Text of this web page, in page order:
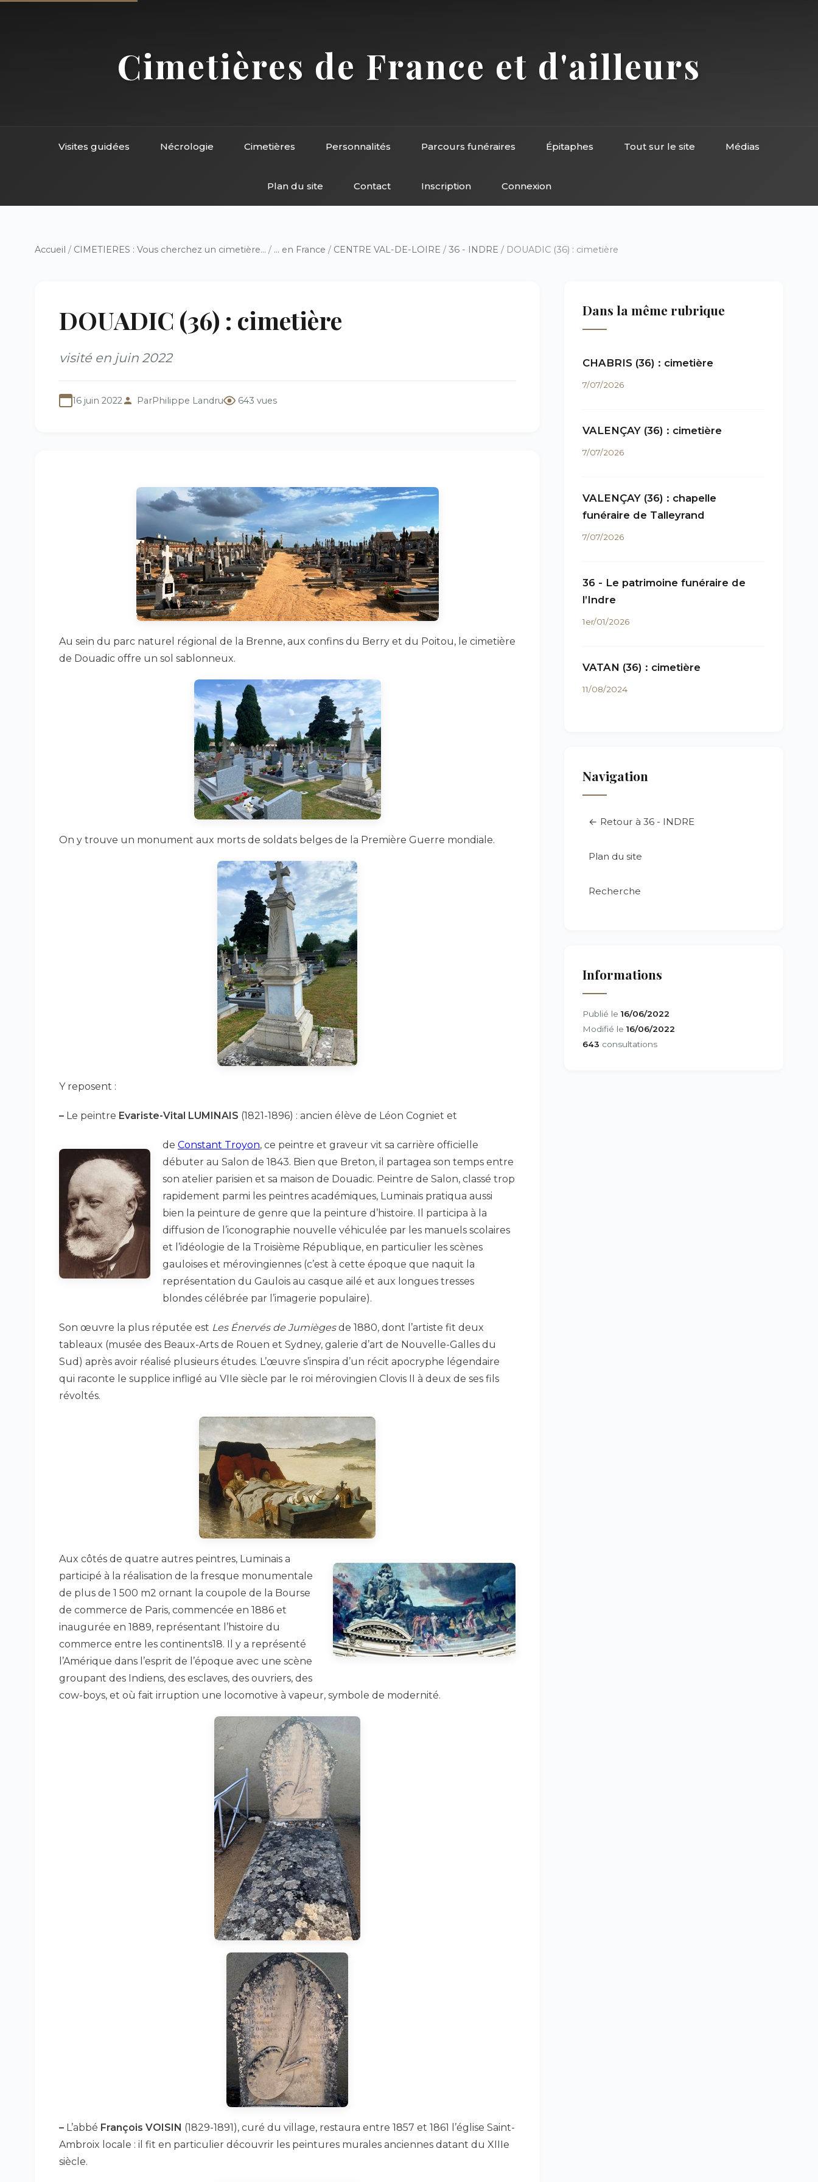
Cimetières de France et d'ailleurs
Visites guidées Nécrologie Cimetières Personnalités Parcours funéraires Épitaphes Tout sur le site Médias
Plan du site Contact Inscription Connexion
Accueil / CIMETIERES : Vous cherchez un cimetière... / ... en France / CENTRE VAL-DE-LOIRE / 36 - INDRE / DOUADIC (36) : cimetière
DOUADIC (36) : cimetière
visité en juin 2022
16 juin 2022 ParPhilippe Landru 643 vues
Au sein du parc naturel régional de la Brenne, aux confins du Berry et du Poitou, le cimetière
de Douadic offre un sol sablonneux.
On y trouve un monument aux morts de soldats belges de la Première Guerre mondiale.
Y reposent :
– Le peintre Evariste-Vital LUMINAIS (1821-1896) : ancien élève de Léon Cogniet et
de Constant Troyon, ce peintre et graveur vit sa carrière officielle
débuter au Salon de 1843. Bien que Breton, il partagea son temps entre
son atelier parisien et sa maison de Douadic. Peintre de Salon, classé trop
rapidement parmi les peintres académiques, Luminais pratiqua aussi
bien la peinture de genre que la peinture d’histoire. Il participa à la
diffusion de l’iconographie nouvelle véhiculée par les manuels scolaires
et l’idéologie de la Troisième République, en particulier les scènes
gauloises et mérovingiennes (c’est à cette époque que naquit la
représentation du Gaulois au casque ailé et aux longues tresses
blondes célébrée par l’imagerie populaire).
Son œuvre la plus réputée est Les Énervés de Jumiègesde 1880, dont l’artiste fit deux
tableaux (musée des Beaux-Arts de Rouen et Sydney, galerie d’art de Nouvelle-Galles du
Sud) après avoir réalisé plusieurs études. L’œuvre s’inspira d’un récit apocryphe légendaire
qui raconte le supplice infligé au VIIe siècle par le roi mérovingien Clovis II à deux de ses fils
révoltés.
Aux côtés de quatre autres peintres, Luminais a
participé à la réalisation de la fresque monumentale
de plus de 1 500 m2 ornant la coupole de la Bourse
de commerce de Paris, commencée en 1886 et
inaugurée en 1889, représentant l’histoire du
commerce entre les continents18. Il y a représenté
l’Amérique dans l’esprit de l’époque avec une scène
groupant des Indiens, des esclaves, des ouvriers, des
cow-boys, et où fait irruption une locomotive à vapeur, symbole de modernité.
– L’abbé François VOISIN (1829-1891), curé du village, restaura entre 1857 et 1861 l’église Saint-
Ambroix locale : il fit en particulier découvrir les peintures murales anciennes datant du XIIIe
siècle.
Dans la même rubrique
CHABRIS (36) : cimetière
7/07/2026
VALENÇAY (36) : cimetière
7/07/2026
VALENÇAY (36) : chapelle
funéraire de Talleyrand
7/07/2026
36 - Le patrimoine funéraire de
l’Indre
1er/01/2026
VATAN (36) : cimetière
11/08/2024
Navigation
← Retour à 36 - INDRE
Plan du site
Recherche
Informations
Publié le 16/06/2022
Modifié le 16/06/2022
643 consultations